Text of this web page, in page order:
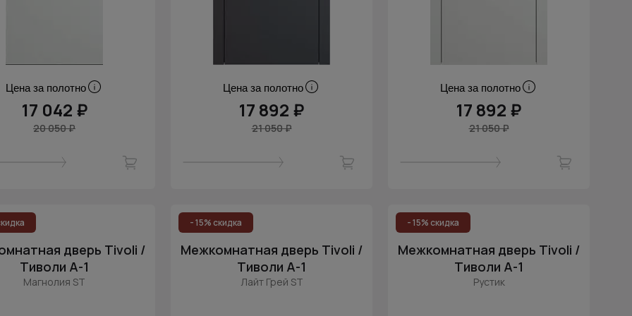
Цена за полотно
17 042 ₽
20 050 ₽
Цена за полотно
17 892 ₽
21 050 ₽
Цена за полотно
17 892 ₽
21 050 ₽
дверь Tivoli /
Тиволи А-1
Магнолия ST
- 15% скидка
Межкомнатная дверь Tivoli /
Тиволи А-1
Лайт Грей ST
- 15% скидка
Межкомнатная дверь Tivoli /
Тиволи А-1
Рустик